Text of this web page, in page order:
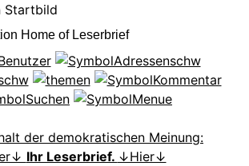
Home of Leserbrief
der demokratischen Meinung:
Ihr Leserbrief. ↓Hier↓